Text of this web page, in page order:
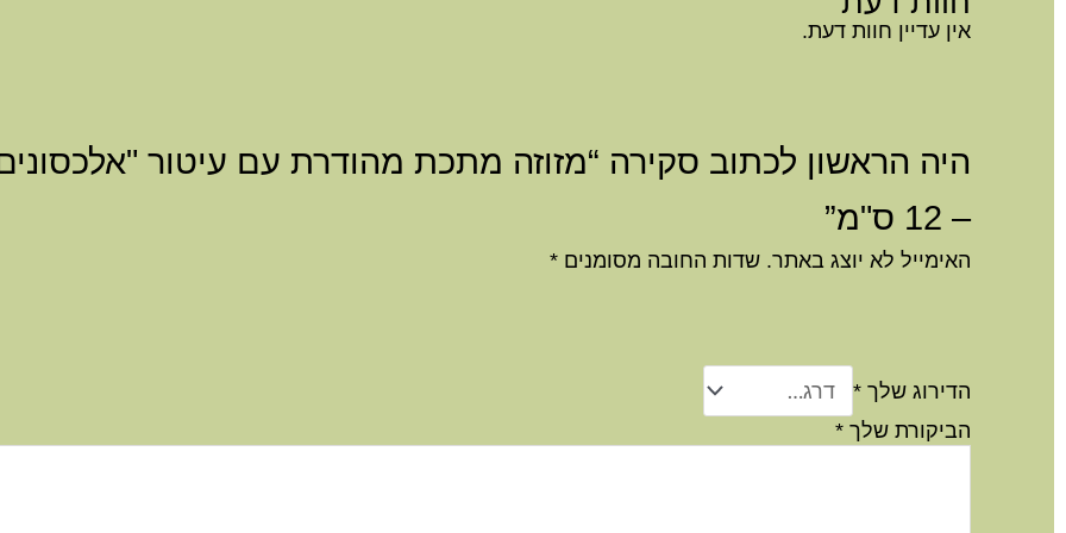
אין עדיין חוות דעת.
היה הראשון לכתוב סקירה “מזוזה מתכת מהודרת עם עיטור
– 12 ס"מ”
האימייל לא יוצג באתר. שדות החובה מסומנים *
הדירוג שלך *
הביקורת שלך *